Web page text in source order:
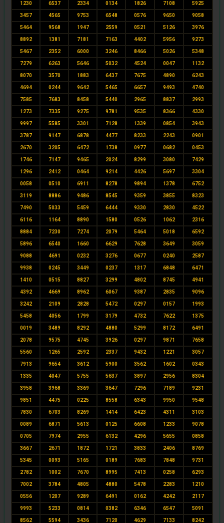
1230 6537 2334 0134 1826 7108 5925
3457 4565 9753 6548 0576 9650 9058
5464 9568 1947 2559 0521 5126 3976
8892 1381 7181 7163 4402 5956 9273
5467 2352 6000 3246 8466 5026 5348
7279 6263 5646 5032 4524 0047 1132
8070 3570 1883 6437 7675 4890 6243
4694 0244 9642 5465 6657 9493 4740
7585 7683 8458 5440 2965 8837 2993
1273 7335 9275 9781 9535 8366 4330
9997 5585 3301 7128 1339 0854 3943
3787 9147 6878 4477 8233 2243 0901
2670 3205 6472 1738 0977 0682 0453
1746 7147 9465 2024 8299 3080 7429
1296 2412 0464 9214 4426 5697 3304
0058 0510 6911 8278 9894 1378 6752
3119 8886 9486 8545 9359 3855 8323
7490 5033 5459 6444 9330 2830 4522
6116 1164 8890 1580 0526 1062 2316
8884 7230 7274 2079 5464 5018 6592
5896 6540 1660 6629 7628 3649 3059
9088 4691 0232 3276 0677 0240 2587
9938 0245 3449 0237 1317 6848 6471
1410 0515 8827 3299 4802 8745 4941
4392 4669 8962 6067 9387 2835 9096
3242 2109 2828 5472 0297 0157 1993
5458 4056 1799 3179 4732 7622 1375
0019 3489 8292 4880 5299 8172 6491
2078 9575 4745 3926 0297 9871 7658
5560 1265 2592 2337 9432 1221 3057
7913 9654 3612 5900 3562 1602 0343
1335 4047 5755 5637 3897 2956 8304
3958 3968 3369 3647 7296 7189 9231
9851 4475 0225 8558 6343 9950 9548
7830 6703 8269 1414 6423 4311 3103
0089 6871 5613 0125 6608 1233 9078
0705 7974 2955 6132 4296 5655 0858
3667 2671 1872 1721 3833 2406 8769
5345 0093 5165 0189 7683 7848 9731
2782 1002 7670 8995 7413 0258 6293
7002 3784 4805 4880 5478 2283 1210
0556 1207 9289 6491 0162 4242 2117
9993 5233 0814 0382 6346 6547 5091
8562 5594 3436 7120 4629 7133 8242